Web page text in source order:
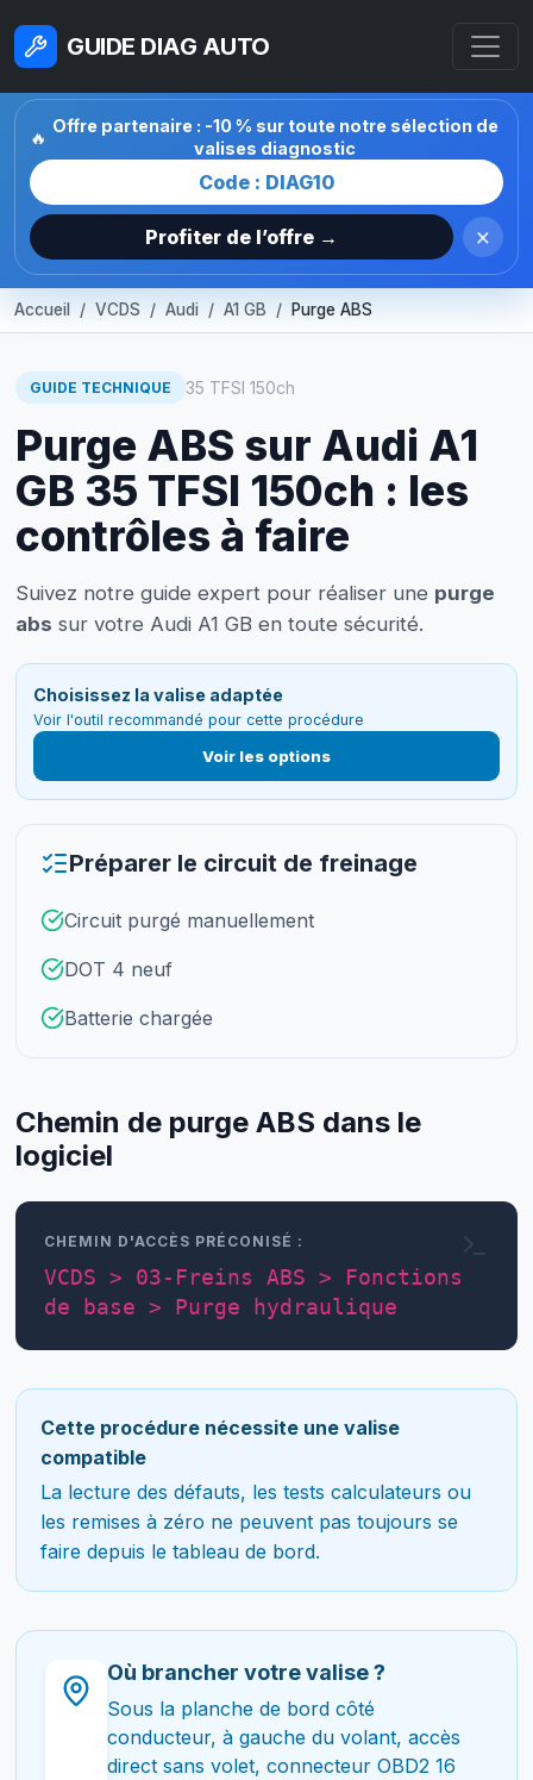
GUIDE DIAG AUTO
🔥
Offre partenaire : -10 % sur toute notre sélection de
valises diagnostic
Code : DIAG10
Profiter de l’offre → ×
Accueil VCDS Audi A1 GB Purge ABS
GUIDE TECHNIQUE 35 TFSI 150ch
Purge ABS sur Audi A1
GB 35 TFSI 150ch : les
contrôles à faire
Suivez notre guide expert pour réaliser une purge
abs sur votre Audi A1 GB en toute sécurité.
Choisissez la valise adaptée
Voir l'outil recommandé pour cette procédure
Voir les options
Préparer le circuit de freinage
Circuit purgé manuellement
DOT 4 neuf
Batterie chargée
Chemin de purge ABS dans le
logiciel
CHEMIN D'ACCÈS PRÉCONISÉ :
VCDS > 03-Freins ABS > Fonctions
de base > Purge hydraulique
Cette procédure nécessite une valise
compatible
La lecture des défauts, les tests calculateurs ou
les remises à zéro ne peuvent pas toujours se
faire depuis le tableau de bord.
Où brancher votre valise ?
Sous la planche de bord côté
conducteur, à gauche du volant, accès
direct sans volet, connecteur OBD2 16